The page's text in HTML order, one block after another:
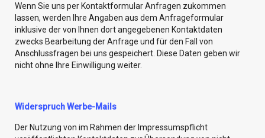
Wenn Sie uns per Kontaktformular Anfragen zukommen
lassen, werden Ihre Angaben aus dem Anfrageformular
inklusive der von Ihnen dort angegebenen Kontaktdaten
zwecks Bearbeitung der Anfrage und für den Fall von
Anschlussfragen bei uns gespeichert. Diese Daten geben wir
nicht ohne Ihre Einwilligung weiter.
Widerspruch Werbe-Mails
Der Nutzung von im Rahmen der Impressumspflicht